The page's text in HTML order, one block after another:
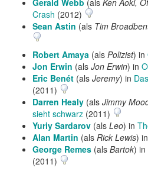
Gerald Webb (als Ken Aoki,
Crash (2012)
Sean Astin (als Tim
Robert Amaya (als Polizist) in
Jon Erwin (als Jon Erwin) in
Eric Benét (als Jeremy) in
(2011)
Darren Healy (als Jimmy
sieht schwarz (2011)
Yuriy Sardarov (als Leo) in
Alan Martin (als Rick Lewis) in
George Remes (als Bartok) in
(2011)